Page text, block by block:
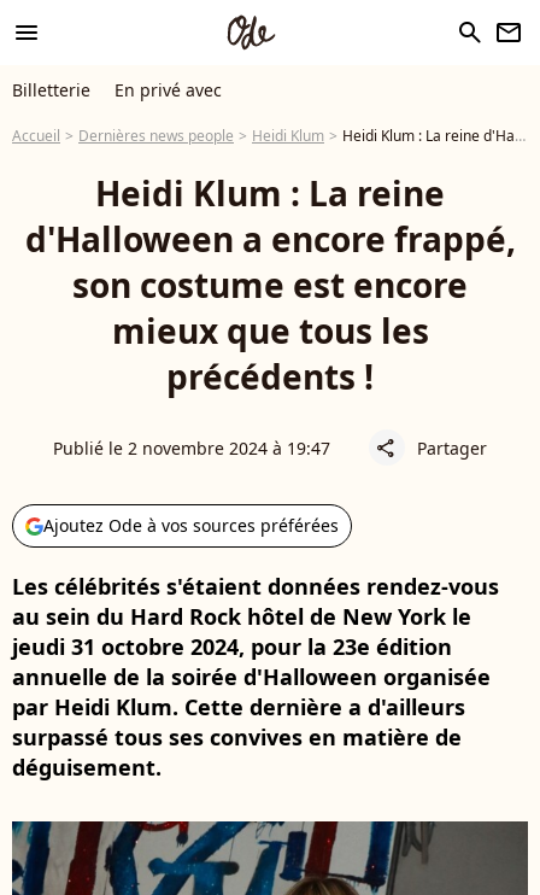
menu search newsletter
Billetterie En privé avec
Accueil Dernières news people Heidi Klum Heidi Klum : La reine d'Halloween a encore frappé, son costume est encore mieux que tous les précédents !
Heidi Klum : La reine
d'Halloween a encore frappé,
son costume est encore
mieux que tous les
précédents !
Publié le 2 novembre 2024 à 19:47 share Partager
Ajoutez Ode à vos sources préférées
Les célébrités s'étaient données rendez-vous
au sein du Hard Rock hôtel de New York le
jeudi 31 octobre 2024, pour la 23e édition
annuelle de la soirée d'Halloween organisée
par Heidi Klum. Cette dernière a d'ailleurs
surpassé tous ses convives en matière de
déguisement.